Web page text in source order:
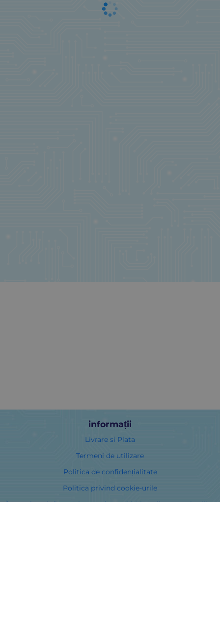
informații
Livrare si Plata
Termeni de utilizare
Politica de confidențialitate
Politica privind cookie-urile
În cazul unei dispute legate de o achiziție online, puteți utiliza